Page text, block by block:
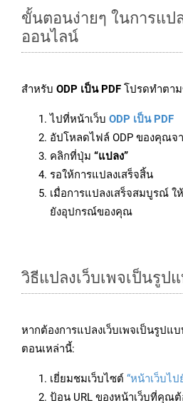
ขั้นตอนง่ายๆ ในการแป
ออนไลน์
สำหรับ ODP เป็น PDF โปรดทำตา
ไปที่หน้าเว็บ ODP เป็น PDF
อัปโหลดไฟล์ ODP ของคุณ
คลิกที่ปุ่ม “แปลง”
รอให้การแปลงเสร็จสิ้น
เมื่อการแปลงเสร็จสมบูรณ์ ใ
ยังอุปกรณ์ของคุณ
วิธีแปลงเว็บเพจเป็นรูปแ
หากต้องการแปลงเว็บเพจเป็นรูปแ
ตอนเหล่านี้:
เยี่ยมชมเว็บไซต์ “หน้าเว็บไป
ป้อน URL ของหน้าเว็บที่คุณ